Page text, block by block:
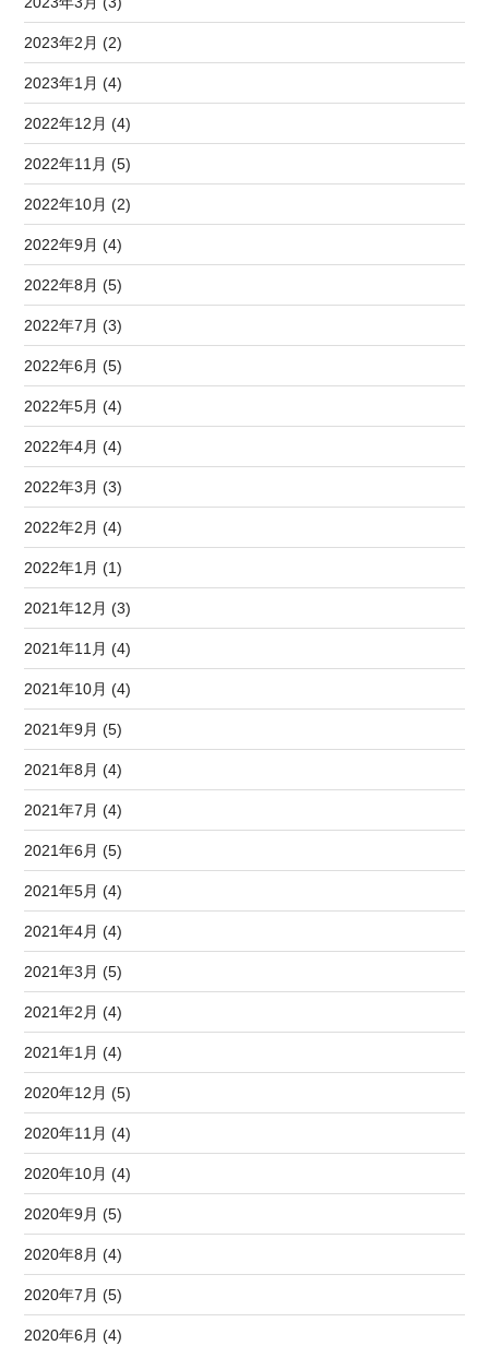
2023年2月 (2)
2023年1月 (4)
2022年12月 (4)
2022年11月 (5)
2022年10月 (2)
2022年9月 (4)
2022年8月 (5)
2022年7月 (3)
2022年6月 (5)
2022年5月 (4)
2022年4月 (4)
2022年3月 (3)
2022年2月 (4)
2022年1月 (1)
2021年12月 (3)
2021年11月 (4)
2021年10月 (4)
2021年9月 (5)
2021年8月 (4)
2021年7月 (4)
2021年6月 (5)
2021年5月 (4)
2021年4月 (4)
2021年3月 (5)
2021年2月 (4)
2021年1月 (4)
2020年12月 (5)
2020年11月 (4)
2020年10月 (4)
2020年9月 (5)
2020年8月 (4)
2020年7月 (5)
2020年6月 (4)